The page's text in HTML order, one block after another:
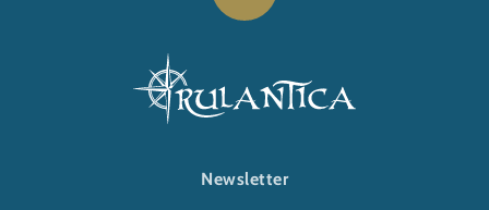
FOOTER-RULANTICA
Newsletter